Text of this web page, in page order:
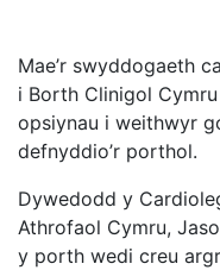
Mae’r swyddogaeth
i Borth Clinigol
opsiynau i weithwyr
defnyddio’r porthol.
Dywedodd y
Athrofaol Cymru,
y porth wedi creu